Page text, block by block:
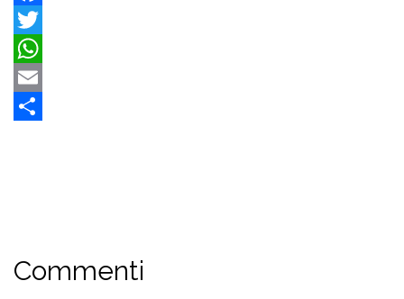
Facebook
Twitter
WhatsApp
Email
Commenti